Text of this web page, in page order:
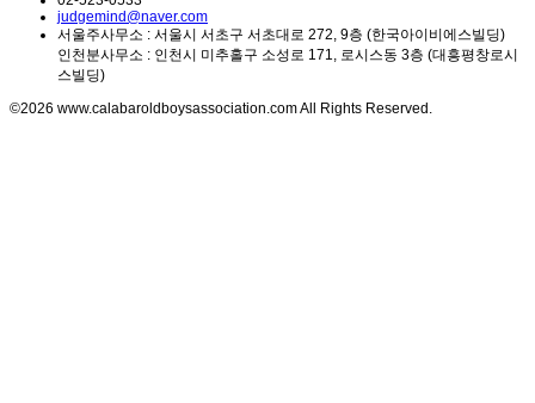
judgemind@naver.com
서울주사무소 : 서울시 서초구 서초대로 272, 9층 (한국아이비에스빌딩)
인천분사무소 : 인천시 미추홀구 소성로 171, 로시스동 3층 (대흥평창로시
스빌딩)
©2026 www.calabaroldboysassociation.com All Rights Reserved.